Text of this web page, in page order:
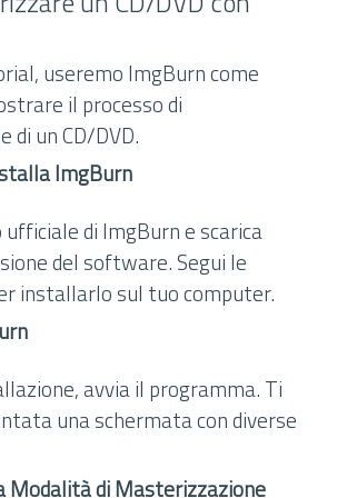
useremo ImgBurn come
il processo di
di un CD/DVD.
ImgBurn
di ImgBurn e scarica
del software. Segui le
installarlo sul tuo computer.
avvia il programma. Ti
una schermata con diverse
Modalità di Masterizzazione